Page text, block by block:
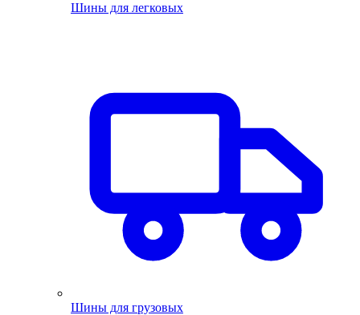
Шины для легковых
Шины для грузовых